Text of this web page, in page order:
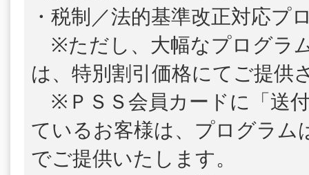
・税制／法的基準改正対応プ
※ただし、大幅なプログラ
は、特別割引価格にてご提供
※ＰＳＳ会員カードに「送
ているお客様は、プログラム
でご提供いたします。